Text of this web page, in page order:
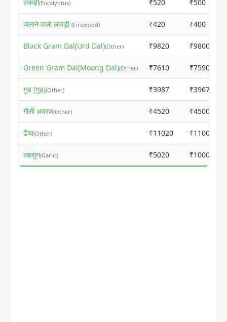
लकड़ी(Eucalyptus) ₹520 ₹500
जलाने वाली लकड़ी (Firewood) ₹420 ₹400
Black Gram Dal(Urd Dal)(Other) ₹9820 ₹9800
Green Gram Dal(Moong Dal)(Other) ₹7610 ₹7590
गुड़ (गुड़)(Other) ₹3987 ₹3967
गीली अदरक(Other) ₹4520 ₹4500
ढैंचा(Other) ₹11020 ₹11000
लहसुन(Garlic) ₹5020 ₹10000